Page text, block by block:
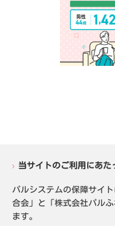
当サイトのご利用にあた
パルシステムの保障サイ
合会」と「株式会社パル
ます。